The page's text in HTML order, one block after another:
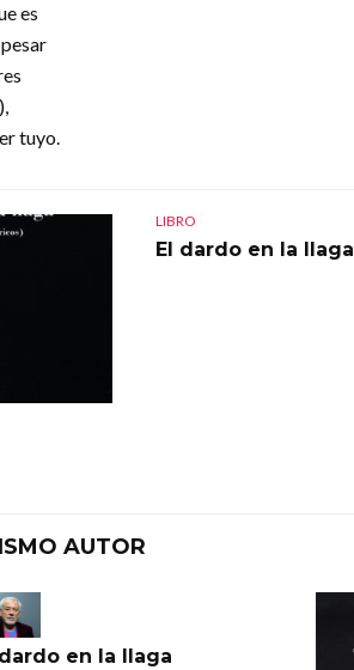
es
tuyo.
LIBRO
El dardo en la llaga
AUTOR
en la llaga